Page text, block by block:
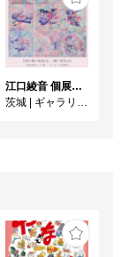
江口綾音 個展「RINNE」
茨城
ギャラリー桜林